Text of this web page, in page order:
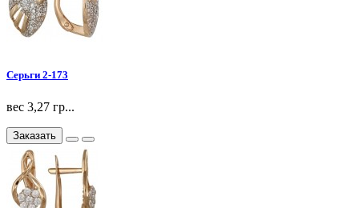
Серьги 2-173
вес 3,27 гр...
Заказать